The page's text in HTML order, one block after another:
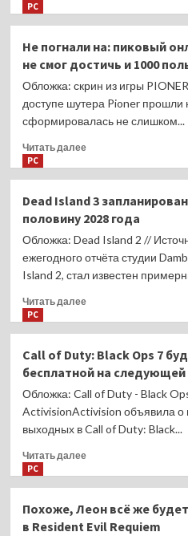
празднование:
в Helldivers
2
стартовал
зимний
ивент
с новыми
PC
Не погнали на: пиковый
не смог достичь и 1000
Обложка: скрин из игры
доступе шутера Pioner прошли
сформировалась не слишком...
Читать далееПрочитать
на:
пиковый
онлайн
шутера
не смог
достичь
PC
Dead Island 3
половину 2028 года
Обложка: Dead Island 2 //
ежегодного отчёта студии
Island 2, стал известен
Читать далееПрочитать
Island
3
запланирована
к выходу
половину
2028
PC
Call of Duty: Black Ops 7
бесплатной на
Обложка: Call of Duty - Black
ActivisionActivision объявила о
выходных в Call of Duty: Black...
Читать далееПрочитать
of Duty:
Black
PC
Похоже, Леон всё же
в Resident Evil Requiem